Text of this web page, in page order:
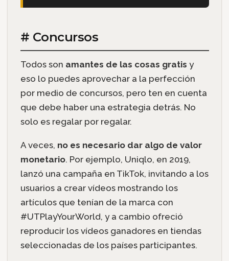
# Concursos
Todos son amantes de las cosas gratis y
eso lo puedes aprovechar a la perfección
por medio de concursos, pero ten en cuenta
que debe haber una estrategia detrás. No
solo es regalar por regalar.
A veces, no es necesario dar algo de valor
monetario. Por ejemplo, Uniqlo, en 2019,
lanzó una campaña en TikTok, invitando a los
usuarios a crear vídeos mostrando los
artículos que tenían de la marca con
#UTPlayYourWorld, y a cambio ofreció
reproducir los vídeos ganadores en tiendas
seleccionadas de los países participantes.